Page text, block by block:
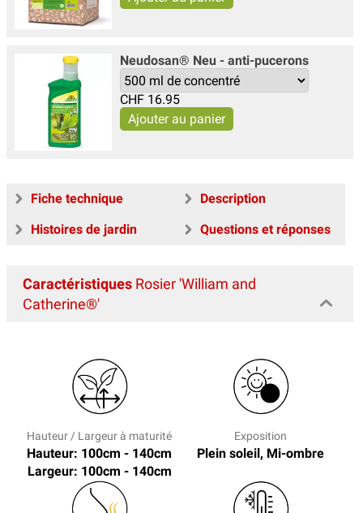
Neudosan® Neu - anti-pucerons
CHF 16.95
Fiche technique
Description
Histoires de jardin
Questions et réponses
Caractéristiques Rosier 'William and
Catherine®'
Hauteur / Largeur à maturité
Hauteur: 100cm - 140cm
Largeur: 100cm - 140cm
Exposition
Plein soleil, Mi-ombre